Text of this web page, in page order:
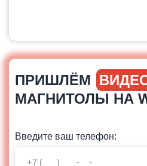
ПРИШЛЁМ
МАГНИТОЛЫ НА
Введите ваш телефон: